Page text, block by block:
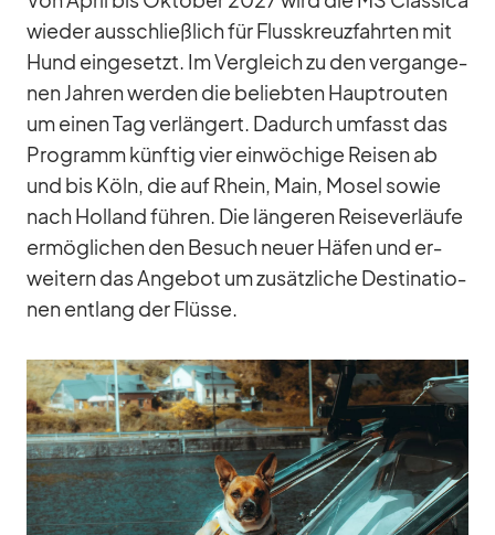
wie­der aus­schließ­lich für Fluss­kreuz­fahr­ten mit
Hund ein­ge­setzt. Im Ver­gleich zu den ver­gan­ge­
nen Jah­ren wer­den die be­lieb­ten Haupt­rou­ten
um ei­nen Tag ver­län­gert. Da­durch um­fasst das
Pro­gramm künf­tig vier ein­wö­chige Rei­sen ab
und bis Köln, die auf Rhein, Main, Mo­sel so­wie
nach Hol­land füh­ren. Die län­ge­ren Rei­se­ver­läufe
er­mög­li­chen den Be­such neuer Hä­fen und er­
wei­tern das An­ge­bot um zu­sätz­li­che De­sti­na­tio­
nen ent­lang der Flüsse.